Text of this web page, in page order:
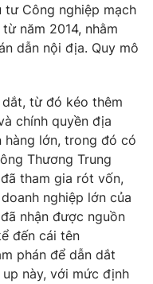
tư Công nghiệp mạch
năm 2014, nhằm
dẫn nội địa. Quy mô
từ đó kéo thêm
chính quyền địa
hàng lớn, trong đó có
Thương Trung
tham gia rót vốn,
nghiệp lớn của
nhận được nguồn
đến cái tên
phán để dẫn dắt
này, với mức định